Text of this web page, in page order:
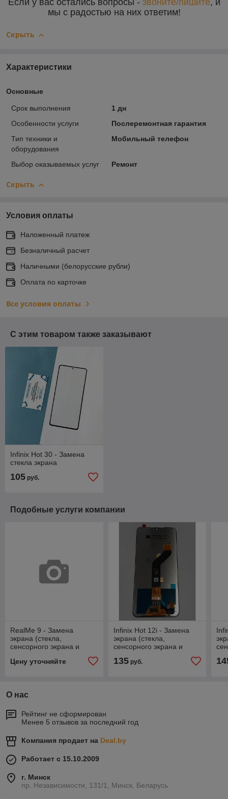
Если у вас остались вопросы - звоните/пишите, и
мы с радостью на них ответим!
Скрыть
Характеристики
Основные
Срок выполнения
1 дн
Особенности услуги
Послеремонтная гарантия
Тип техники и
оборудования
Мобильный телефон
Выбор оказываемых услуг Ремонт
Скрыть
Условия оплаты
Наложенный платеж
Безналичный расчет
Наличными (белорусские рубли)
Оплата по карточке
Все условия оплаты
С этим товаром также заказывают
Infinix Hot 30 - Замена
стекла экрана
105 руб.
Подобные услуги компании
RealMe 9 - Замена
экрана (стекла,
сенсорного экрана и
Цену уточняйте
Infinix Hot 12i - Замена
экрана (стекла,
сенсорного экрана и
135руб.
О нас
Рейтинг не сформирован
Менее 5 отзывов за последний год
Компания продает на Deal.by
Работает с 15.10.2009
г. Минск
пр. Независимости, 131/1, Минск, Беларусь